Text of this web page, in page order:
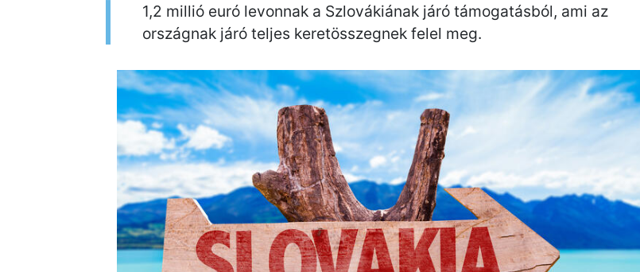
1,2 millió euró levonnak a Szlovákiának járó támogatásból, ami az
országnak járó teljes keretösszegnek felel meg.